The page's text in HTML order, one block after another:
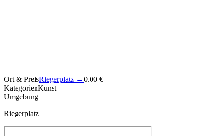
Ort & PreisRiegerplatz →0.00 €
KategorienKunst
Umgebung
Riegerplatz